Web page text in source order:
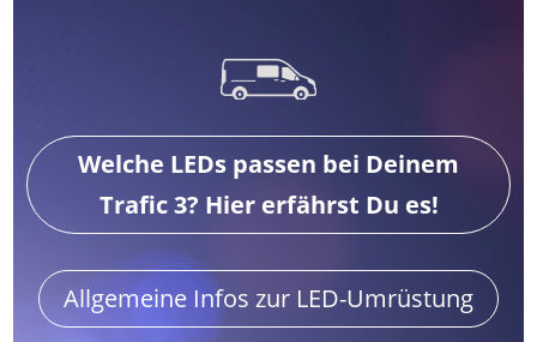
Welche LEDs passen bei Deinem
Trafic 3? Hier erfährst Du es!
Allgemeine Infos zur LED-Umrüstung